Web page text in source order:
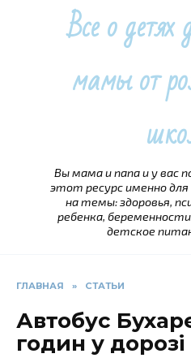
Все о
мамы от
Вы мама и папа и у вас
этот ресурс именно
на темы: здоровья,
ребенка,
детское
ГЛАВНАЯ » СТАТЬИ
Автобус
годин у дорозі